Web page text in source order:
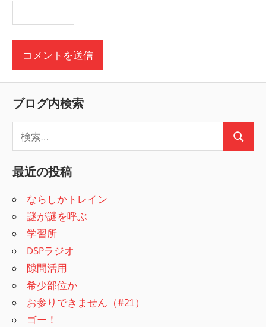
ブログ内検索
検
索
:
検
最近の投稿
ならしかトレイン
謎が謎を呼ぶ
学習所
DSPラジオ
隙間活用
希少部位か
お参りできません（#21）
ゴー！